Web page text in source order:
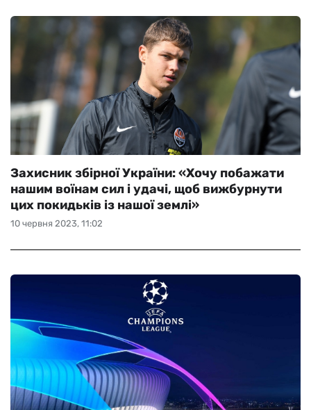
10 червня 2023, 11:02
Захисник збірної України: «Хочу побажати
нашим воїнам сил і удачі, щоб вижбурнути
цих покидьків із нашої землі»